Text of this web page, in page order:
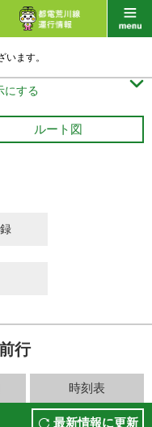
ます。
にする 
ルート図
行
時刻表
最新情報に更新